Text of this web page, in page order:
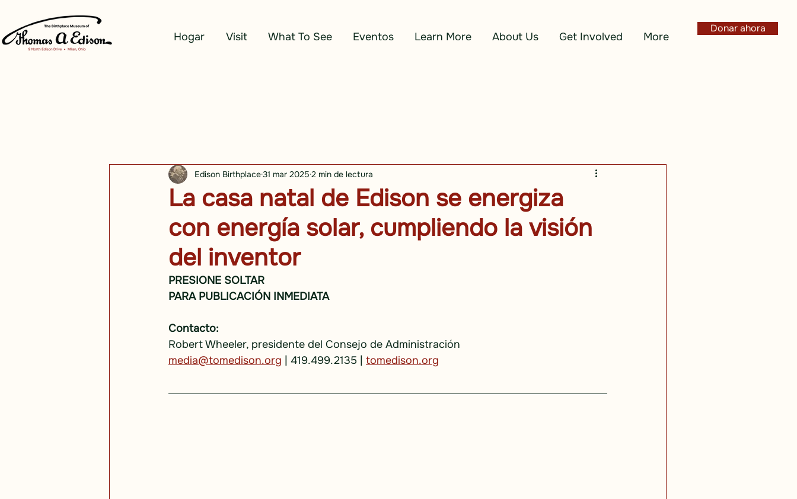
Hogar Visit What To See Eventos Learn More About Us Get Involved More
Donar ahora
La casa natal de Edison se energiza
con energía solar, cumpliendo la visión
del inventor
Edison Birthplace31 mar 2025 2 min de lectura
PRESIONE SOLTAR
PARA PUBLICACIÓN INMEDIATA
Contacto:
Robert Wheeler, presidente del Consejo de Administración
media@tomedison.org
| 419.499.2135 | tomedison.org